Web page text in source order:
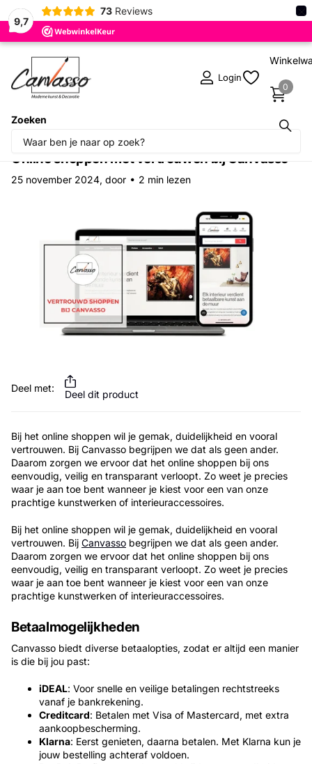
9,7
73 Reviews ×
Zoeken
Login
0
Homepage
Online shoppen met vertrouwen bij Canvasso
Online shoppen met vertrouwen bij Canvasso
25 november 2024, door 2 min lezen
Deel met:
Deel dit product
Bij het online shoppen wil je gemak, duidelijkheid en vooral
vertrouwen. Bij Canvasso begrijpen we dat als geen ander.
Daarom zorgen we ervoor dat het online shoppen bij ons
eenvoudig, veilig en transparant verloopt. Zo weet je precies
waar je aan toe bent wanneer je kiest voor een van onze
prachtige kunstwerken of interieuraccessoires.
Bij het online shoppen wil je gemak, duidelijkheid en vooral
vertrouwen. Bij Canvasso begrijpen we dat als geen ander.
Daarom zorgen we ervoor dat het online shoppen bij ons
eenvoudig, veilig en transparant verloopt. Zo weet je precies
waar je aan toe bent wanneer je kiest voor een van onze
prachtige kunstwerken of interieuraccessoires.
Betaalmogelijkheden
Canvasso biedt diverse betaalopties, zodat er altijd een manier
is die bij jou past:
iDEAL: Voor snelle en veilige betalingen rechtstreeks
vanaf je bankrekening.
Creditcard: Betalen met Visa of Mastercard, met extra
aankoopbescherming.
Klarna: Eerst genieten, daarna betalen. Met Klarna kun je
jouw bestelling achteraf voldoen.